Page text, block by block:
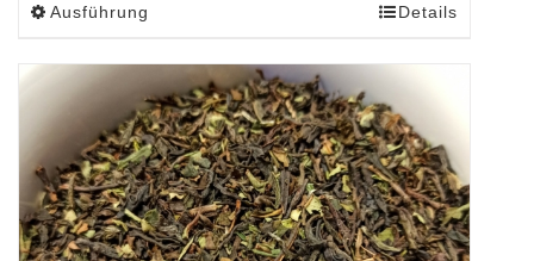
Ausführung
weist
mehrere
Varianten
auf.
Die
Optionen
Details